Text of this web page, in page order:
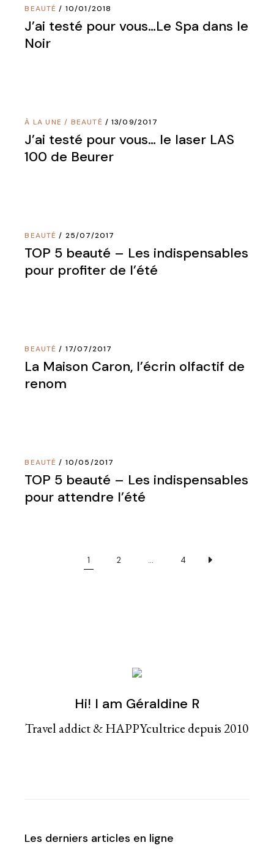
BEAUTÉ 10/01/2018
J’ai testé pour vous…Le Spa dans le
Noir
À LA UNE / BEAUTÉ 13/09/2017
J’ai testé pour vous… le laser LAS
100 de Beurer
BEAUTÉ 25/07/2017
TOP 5 beauté – Les indispensables
pour profiter de l’été
BEAUTÉ 17/07/2017
La Maison Caron, l’écrin olfactif de
renom
BEAUTÉ 10/05/2017
TOP 5 beauté – Les indispensables
pour attendre l’été
1 2 … 4
Hi! I am Géraldine R
Travel addict & HAPPYcultrice depuis 2010
Les derniers articles en ligne